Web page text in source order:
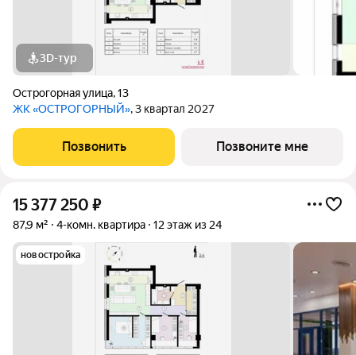
3D-тур
Острогорная улица,13
ЖК «ОСТРОГОРНЫЙ», 3 квартал 2027
Позвонить Позвоните мне
15 377 250 ₽
87,9 м² 4-комн. квартира 12 этаж из 24
новостройка